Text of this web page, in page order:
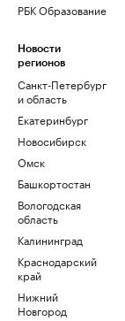
РБК Образование
Новости
регионов
Санкт-Петербург
и область
Екатеринбург
Новосибирск
Омск
Башкортостан
Вологодская
область
Калининград
Краснодарский
край
Нижний
Новгород